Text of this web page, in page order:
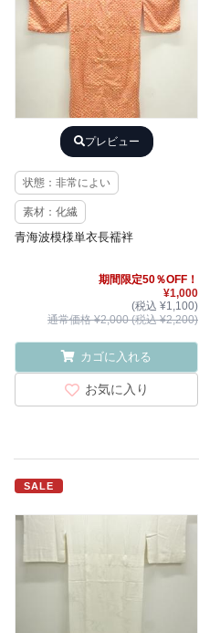
プレビュー
状態：非常によい
素材：化繊
青海波模様単衣長襦袢
期間限定50％OFF！
¥1,000
(税込 ¥1,100)
通常価格 ¥2,000 (税込 ¥2,200)
カゴに入れる
お気に入り
SALE